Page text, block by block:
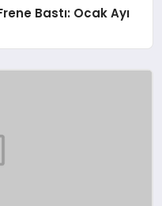
Bastı: Ocak Ayı